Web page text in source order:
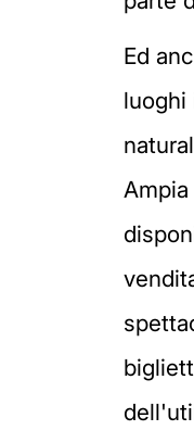
Ed
luoghi